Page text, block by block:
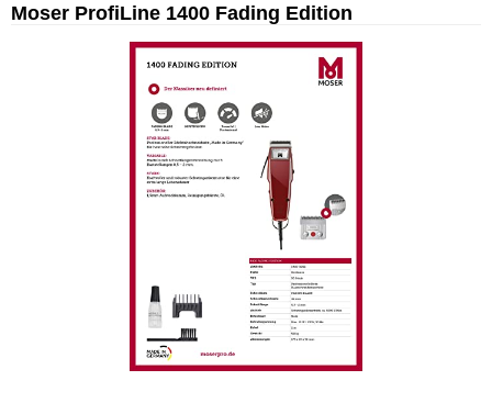
Moser ProfiLine 1400 Fading Edition